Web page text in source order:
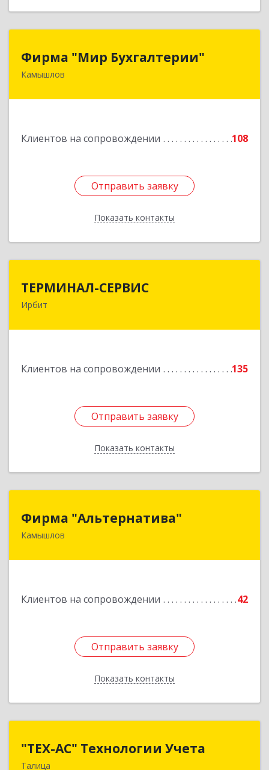
Фирма "Мир Бухгалтерии"
Камышлов
Клиентов на сопровождении 108
Отправить заявку
Показать контакты
624860, Свердловская обл, Камышлов г,
Отправить заявку
Назад
ТЕРМИНАЛ-СЕРВИС
Ирбит
Клиентов на сопровождении 135
Отправить заявку
Показать контакты
Отправить заявку
Назад
Фирма "Альтернатива"
Камышлов
Клиентов на сопровождении 42
Отправить заявку
Показать контакты
624860, Свердловская обл, Камышлов г, Ленина
Отправить заявку
Назад
"ТЕХ-АС" Технологии Учета
Талица